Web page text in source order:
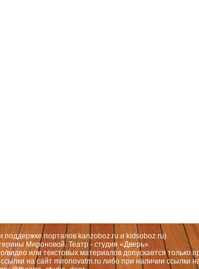
поддержке порталов kanzoboz.ru и kidsoboz.ru)
Мироновой. Театр - студия «Дверь».
или текстовых материалов допускается только
на сайт mironovatm.ru либо при наличии ссылки